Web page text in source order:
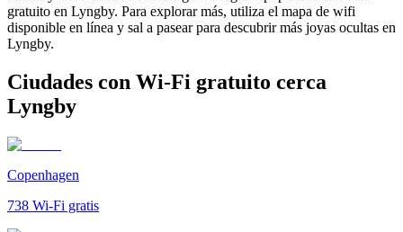
gratuito en Lyngby. Para explorar más, utiliza el mapa de wifi
disponible en línea y sal a pasear para descubrir más joyas ocultas en
Lyngby.
Ciudades con Wi-Fi gratuito cerca
Lyngby
Copenhagen
738 Wi-Fi gratis